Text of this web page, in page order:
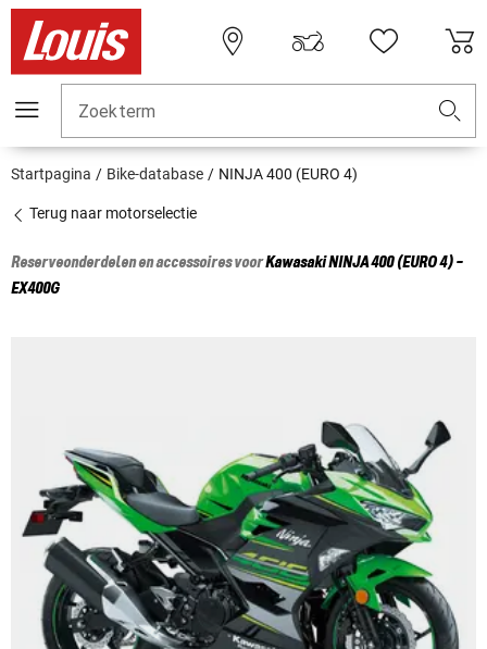
Zoekterm
Startpagina Bike-database NINJA 400 (EURO 4)
Terug naar motorselectie
Reserveonderdelen en accessoires voorKawasakiNINJA 400 (EURO 4) -
EX400G